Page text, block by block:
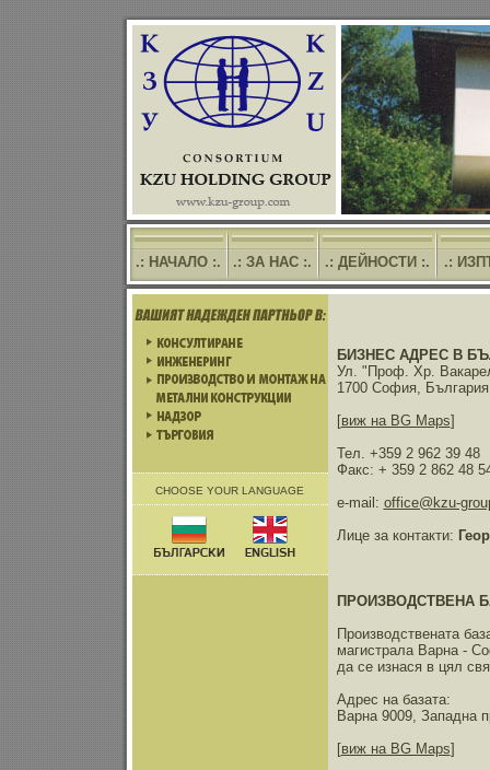
.: НАЧАЛО :. .: ЗА НАС :. .: ДЕЙНОСТИ :. .:
CHOOSE YOUR LANGUAGE
БИЗНЕС АДРЕС В
Ул. "Проф. Хр.
1700 София, България
[виж на BG Maps]
Тел. +359 2 962 39 48
Факс: + 359 2 862 48
e-mail: office@kzu-
Лице за контакти:
ПРОИЗВОДСТВЕНА
Производствената
магистрала Варна -
да се изнася в цял
Адрес на базата:
Варна 9009, Западна
[виж на BG Maps]